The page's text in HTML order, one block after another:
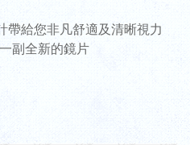
帶給您非凡舒適及清晰視力
副全新的鏡片